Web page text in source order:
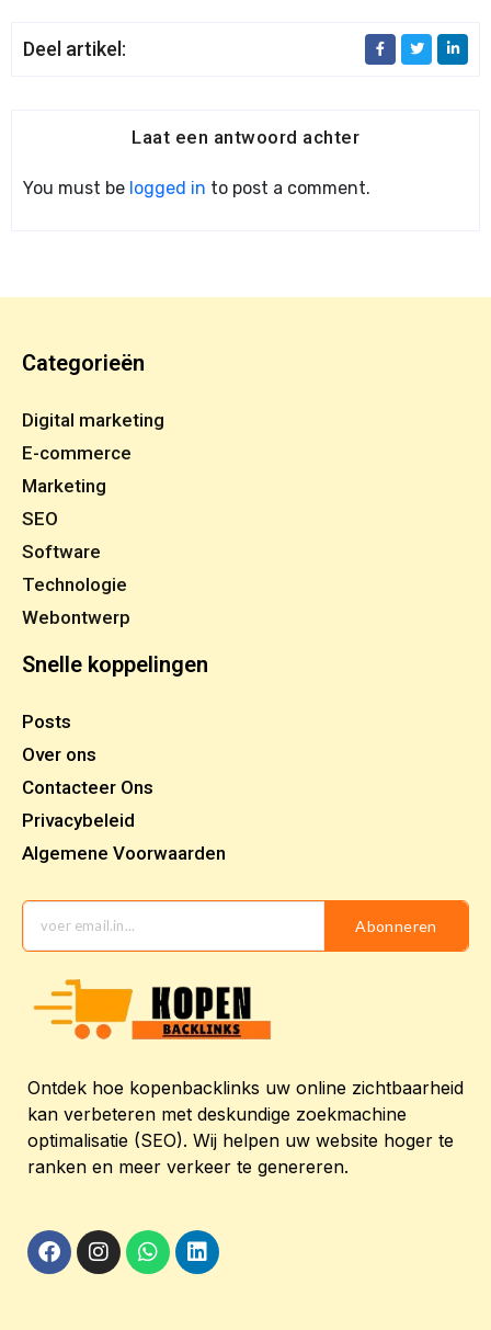
Deel artikel:
Laat een antwoord achter
You must be logged in to post a comment.
Categorieën
Digital marketing
E-commerce
Marketing
SEO
Software
Technologie
Webontwerp
Snelle koppelingen
Posts
Over ons
Contacteer Ons
Privacybeleid
Algemene Voorwaarden
Abonneren
Ontdek hoe kopenbacklinks uw online zichtbaarheid
kan verbeteren met deskundige zoekmachine
optimalisatie (SEO). Wij helpen uw website hoger te
ranken en meer verkeer te genereren.